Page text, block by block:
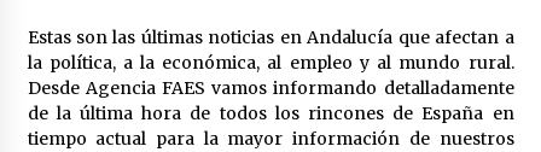
Los terroristas de ETA ganan las elecciones en
Vascongadas
22/04/2024
Estas son las últimas noticias en Andalucía que afectan a
la política, a la económica, al empleo y al mundo rural.
Desde Agencia FAES vamos informando detalladamente
de la última hora de todos los rincones de España en
tiempo actual para la mayor información de nuestros